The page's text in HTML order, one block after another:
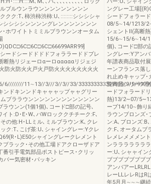
ブルウンラウンンンンンンンンン
クク:T､柿渋柿渋柿:U､::::::::シシシシャ
シシシシンンンングレンンンンンンン
･ホワイトトミミルブラウンンオータム
ードシードドドドフォララードドプレ
断熱リジェーロαーロαααααリジェジ
防火防火火戸火戸防火火火火火火火火
6////////11∼13//3///3//3//33/333333333399999/9/9/
ンドキンンドキャャャップャャグリー
ブララウンンンンンンンンンンンンン
ラウンン(1個1個)､コード□部の記号､
ト:D･E･W､バWロッククチチーク:F､
の他:H･LLミル､ミルブラウン:K､クレ
ク:T､こげ茶:U､シャイングレー:Yクレ
･L)E50シャイングレークレメント
ブラック･その他工場ドアクローザドア
番引手電気部品ポストピース･クリッ
バー気密材･パッキン
ングレー工場
シードフォラー
08/5∼14/1213/
シェントⅡ(高断
15/6∼15/6∼14/
個)､コード□部の
ングレー:Yアン
年譜表商品取付
ーンフランス落
れ止めキャップ･
覧商品シリーズ
ードフォラード
熱)13/2∼07/
ーブ14/10∼飾り
ラウンブロンズ･
ン:A､ブロンズ:B
ク:F､オータムブ
レメレメメメン
ンララララララ
ー:U､シャャイン
ブブブブブブブ
アンバアー
レーLLレレRはR
年5月月∼∼∼継続